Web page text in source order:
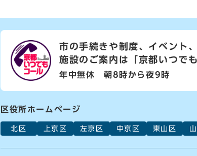
市の手続きや制度、イベント、
施設のご案内は
「京都いつで
年中無休 朝8時から夜9時
区役所ホームページ
北区 上京区 左京区 中京区 東山区